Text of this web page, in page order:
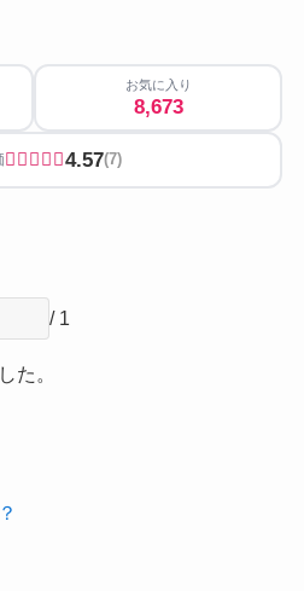
お気に入り
8,673
4.57(7)
/ 1
た。